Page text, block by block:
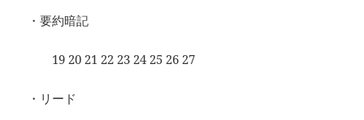
・要約暗記
19 20 21 22 23 24 25 26 27
・リード